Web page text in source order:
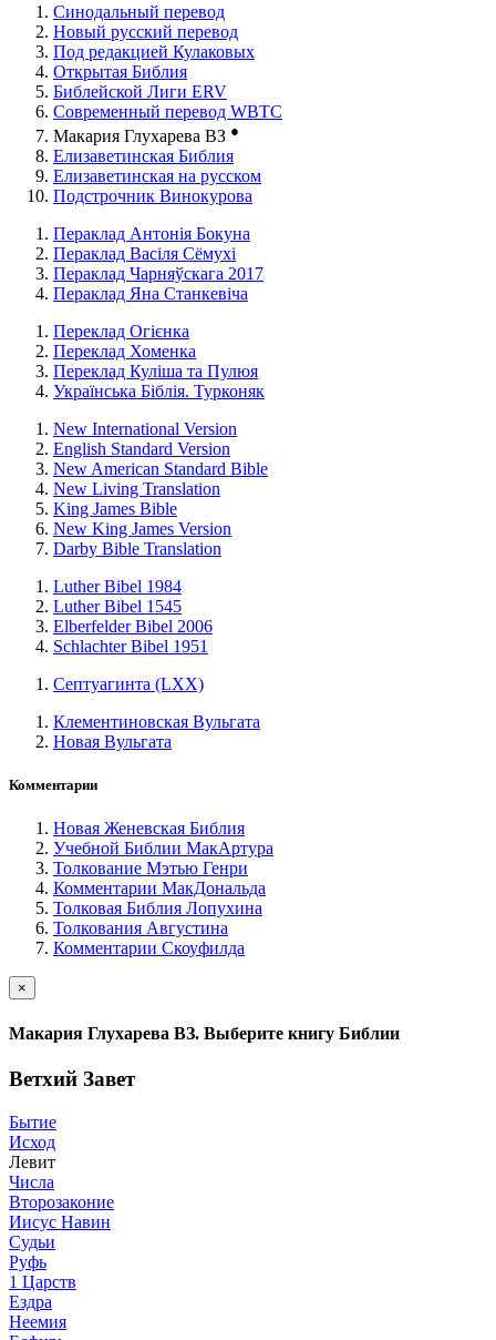
Синодальный перевод
Новый русский перевод
Под редакцией Кулаковых
Открытая Библия
Библейской Лиги ERV
Cовременный перевод WBTC
Макария Глухарева ВЗ ●
Елизаветинская Библия
Елизаветинская на русском
Подстрочник Винокурова
Пераклад Антонія Бокуна
Пераклад Васіля Сёмухі
Пераклад Чарняўскага 2017
Пераклад Яна Станкевіча
Переклад Огієнка
Переклад Хоменка
Переклад Куліша та Пулюя
Українська Біблія. Турконяк
New International Version
English Standard Version
New American Standard Bible
New Living Translation
King James Bible
New King James Version
Darby Bible Translation
Luther Bibel 1984
Luther Bibel 1545
Elberfelder Bibel 2006
Schlachter Bibel 1951
Септуагинта (LXX)
Клементиновская Вульгата
Новая Вульгата
Комментарии
Новая Женевская Библия
Учебной Библии МакАртура
Толкование Мэтью Генри
Комментарии МакДональда
Толковая Библия Лопухина
Толкования Августина
Комментарии Скоуфилда
×
Макария Глухарева ВЗ. Выберите книгу Библии
Ветхий Завет
Бытие
Исход
Левит
Числа
Второзаконие
Иисус Навин
Судьи
Руфь
1 Царств
Ездра
Неемия